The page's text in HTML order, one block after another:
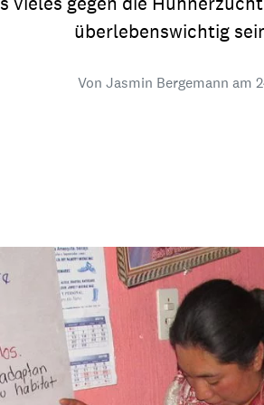
Stipendien
überlebenswichtig
Von Jasmin Bergemann am